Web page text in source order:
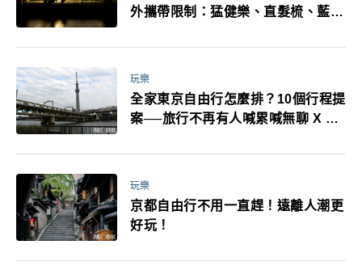
外攜帶限制：猛健樂、直髮梳、藍牙
萬！注意事項一次看！
玩樂
全家東京自由行怎麼排？10個行程提
案──旅行不再有人喊累喊無聊 X 爸
玩樂
京都自由行不用一直趕！遠離人潮更
好玩！